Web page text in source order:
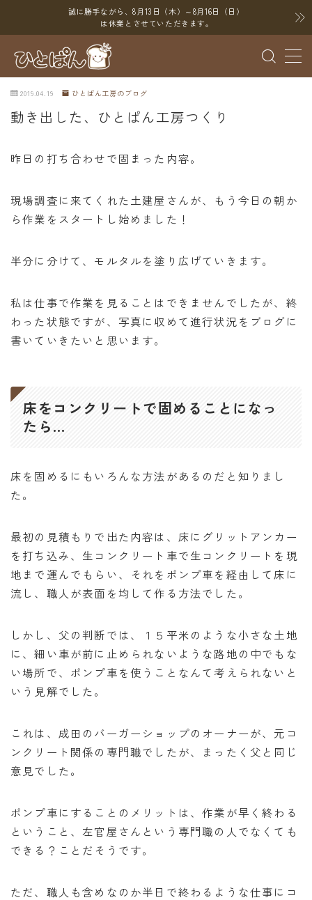
誠に勝手ながら、8月13日（木）～8月16日（日）
は休業とさせていただきます。
MENU
ブログ
YouTube
Instagram
オンラインショップ
求人
お問い合わせ
2019.04.19 ひとぱん工房のブログ
動き出した、ひとぱん工房つくり
昨日の打ち合わせで固まった内容。
現場調査に来てくれた土建屋さんが、もう今日の朝か
ら作業をスタートし始めました！
半分に分けて、モルタルを塗り広げていきます。
私は仕事で作業を見ることはできませんでしたが、終
わった状態ですが、写真に収めて進行状況をブログに
書いていきたいと思います。
床をコンクリートで固めることになっ
たら…
床を固めるにもいろんな方法があるのだと知りまし
た。
最初の見積もりで出た内容は、床にグリットアンカー
を打ち込み、生コンクリート車で生コンクリートを現
地まで運んでもらい、それをポンプ車を経由して床に
流し、職人が表面を均して作る方法でした。
しかし、父の判断では、１５平米のような小さな土地
に、細い車が前に止められないような路地の中でもな
い場所で、ポンプ車を使うことなんて考えられないと
いう見解でした。
これは、成田のバーガーショップのオーナーが、元コ
ンクリート関係の専門職でしたが、まったく父と同じ
意見でした。
ポンプ車にすることのメリットは、作業が早く終わる
ということ、左官屋さんという専門職の人でなくても
できる？ことだそうです。
ただ、職人も含めなのか半日で終わるような仕事にコ